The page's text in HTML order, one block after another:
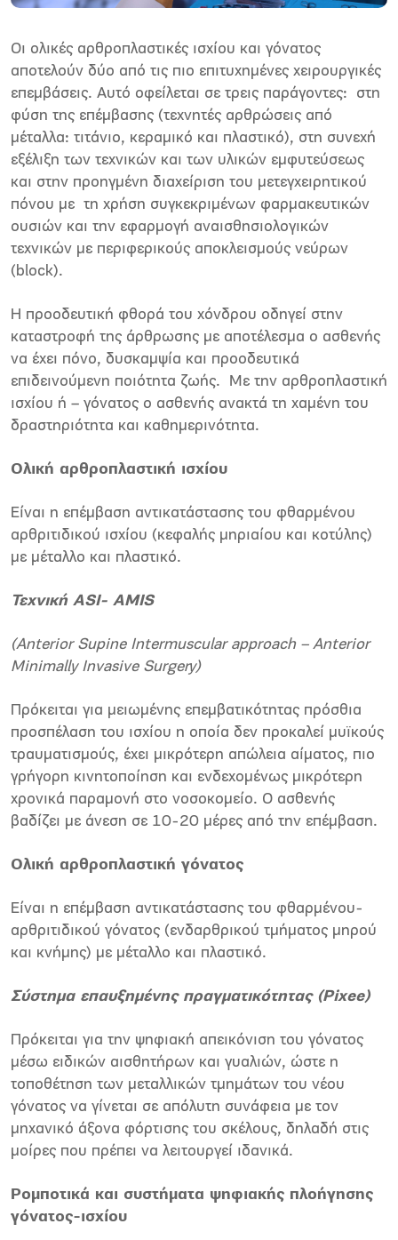
Οι ολικές αρθροπλαστικές ισχίου και γόνατος
αποτελούν δύο από τις πιο επιτυχημένες χειρουργικές
επεμβάσεις. Αυτό οφείλεται σε τρεις παράγοντες: στη
φύση της επέμβασης (τεχνητές αρθρώσεις από
μέταλλα: τιτάνιο, κεραμικό και πλαστικό), στη συνεχή
εξέλιξη των τεχνικών και των υλικών εμφυτεύσεως
και στην προηγμένη διαχείριση του μετεγχειρητικού
πόνου με τη χρήση συγκεκριμένων φαρμακευτικών
ουσιών και την εφαρμογή αναισθησιολογικών
τεχνικών με περιφερικούς αποκλεισμούς νεύρων
(block).
Η προοδευτική φθορά του χόνδρου οδηγεί στην
καταστροφή της άρθρωσης με αποτέλεσμα ο ασθενής
να έχει πόνο, δυσκαμψία και προοδευτικά
επιδεινούμενη ποιότητα ζωής. Με την αρθροπλαστική
ισχίου ή – γόνατος ο ασθενής ανακτά τη χαμένη του
δραστηριότητα και καθημερινότητα.
Ολική αρθροπλαστική ισχίου
Είναι η επέμβαση αντικατάστασης του φθαρμένου
αρθριτιδικού ισχίου (κεφαλής μηριαίου και κοτύλης)
με μέταλλο και πλαστικό.
Τεχνική ASI- AMIS
(Anterior Supine Intermuscular approach – Anterior
Minimally Invasive Surgery)
Πρόκειται για μειωμένης επεμβατικότητας πρόσθια
προσπέλαση του ισχίου η οποία δεν προκαλεί μυϊκούς
τραυματισμούς, έχει μικρότερη απώλεια αίματος, πιο
γρήγορη κινητοποίηση και ενδεχομένως μικρότερη
χρονικά παραμονή στο νοσοκομείο. Ο ασθενής
βαδίζει με άνεση σε 10-20 μέρες από την επέμβαση.
Ολική αρθροπλαστική γόνατος
Είναι η επέμβαση αντικατάστασης του φθαρμένου-
αρθριτιδικού γόνατος (ενδαρθρικού τμήματος μηρού
και κνήμης) με μέταλλο και πλαστικό.
Σύστημα επαυξημένης πραγματικότητας (Pixee)
Πρόκειται για την ψηφιακή απεικόνιση του γόνατος
μέσω ειδικών αισθητήρων και γυαλιών, ώστε η
τοποθέτηση των μεταλλικών τμημάτων του νέου
γόνατος να γίνεται σε απόλυτη συνάφεια με τον
μηχανικό άξονα φόρτισης του σκέλους, δηλαδή στις
μοίρες που πρέπει να λειτουργεί ιδανικά.
Ρομποτικά και συστήματα ψηφιακής πλοήγησης
γόνατος-ισχίου